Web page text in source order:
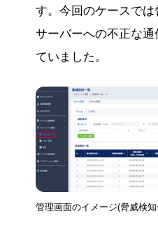
す。今回のケースで
サーバーへの不正な
ていました。
管理画面のイメージ(脅威検